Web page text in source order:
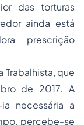
das torturas
ainda está
prescrição
Trabalhista, que
de 2017. A
necessária a
percebe-se